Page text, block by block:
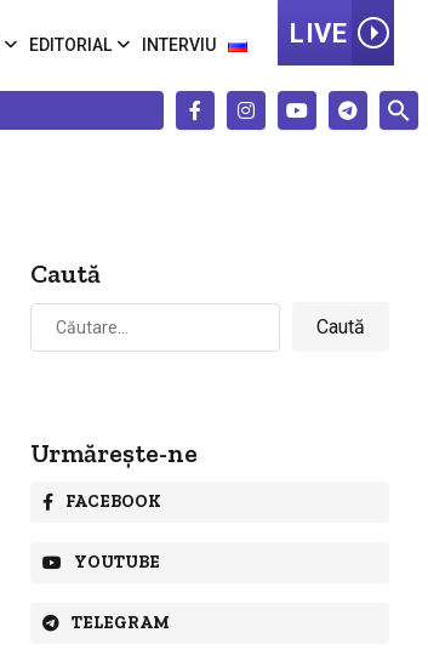
EDITORIAL INTERVIU LIVE
Caută
Caută
după:
Urmărește-ne
FACEBOOK
YOUTUBE
TELEGRAM